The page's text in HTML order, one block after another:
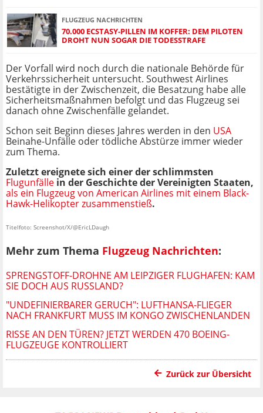
FLUGZEUG NACHRICHTEN
70.000 ECSTASY-PILLEN IM KOFFER: DEM PILOTEN
DROHT NUN SOGAR DIE TODESSTRAFE
Der Vorfall wird noch durch die nationale Behörde für
Verkehrssicherheit untersucht. Southwest Airlines
bestätigte in der Zwischenzeit, die Besatzung habe alle
Sicherheitsmaßnahmen befolgt und das Flugzeug sei
danach ohne Zwischenfälle gelandet.
Schon seit Beginn dieses Jahres werden in den USA
Beinahe-Unfälle oder tödliche Abstürze immer wieder
zum Thema.
Zuletzt ereignete sich einer der schlimmsten
Flugunfälle in der Geschichte der Vereinigten Staaten,
als ein Flugzeug von American Airlines mit einem Black-
Hawk-Helikopter zusammenstieß.
Titelfoto: Screenshot/X/@EricLDaugh
Mehr zum Thema Flugzeug Nachrichten:
SPRENGSTOFF-DROHNE AM LEIPZIGER FLUGHAFEN: KAM
SIE DOCH AUS RUSSLAND?
"UNDEFINIERBARER GERUCH": LUFTHANSA-FLIEGER
NACH FRANKFURT MUSS IM KONGO ZWISCHENLANDEN
RISSE AN DEN TÜREN? JETZT WERDEN 470 BOEING-
FLUGZEUGE KONTROLLIERT
Zurück zur Übersicht